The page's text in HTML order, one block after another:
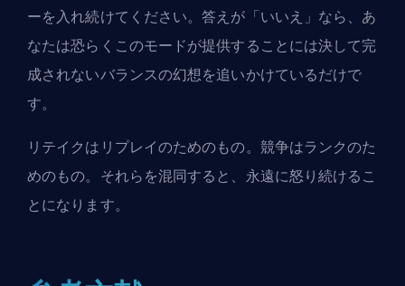
ーを入れ続けてください。答えが「いいえ」なら、あ
なたは恐らくこのモードが提供することには決して完
成されないバランスの幻想を追いかけているだけで
す。
リテイクはリプレイのためのもの。競争はランクのた
めのもの。それらを混同すると、永遠に怒り続けるこ
とになります。